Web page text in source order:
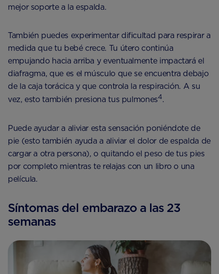
mejor soporte a la espalda.
También puedes experimentar dificultad para respirar a
medida que tu bebé crece. Tu útero continúa
empujando hacia arriba y eventualmente impactará el
diafragma, que es el músculo que se encuentra debajo
de la caja torácica y que controla la respiración. A su
vez, esto también presiona tus pulmones4.
Puede ayudar a aliviar esta sensación poniéndote de
pie (esto también ayuda a aliviar el dolor de espalda de
cargar a otra persona), o quitando el peso de tus pies
por completo mientras te relajas con un libro o una
película.
Síntomas del embarazo a las 23
semanas